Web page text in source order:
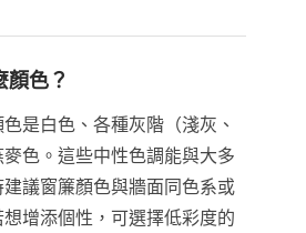
顏色？
是白色、各種灰階（淺灰、
色。這些中性色調能與大多
議窗簾顏色與牆面同色系或
增添個性，可選擇低彩度的